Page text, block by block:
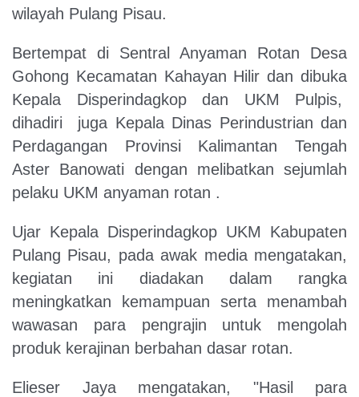
wilayah Pulang Pisau.
Bertempat di Sentral Anyaman Rotan Desa
Gohong Kecamatan Kahayan Hilir dan dibuka
Kepala Disperindagkop dan UKM Pulpis,
dihadiri juga Kepala Dinas Perindustrian dan
Perdagangan Provinsi Kalimantan Tengah
Aster Banowati dengan melibatkan sejumlah
pelaku UKM anyaman rotan .
Ujar Kepala Disperindagkop UKM Kabupaten
Pulang Pisau, pada awak media mengatakan,
kegiatan ini diadakan dalam rangka
meningkatkan kemampuan serta menambah
wawasan para pengrajin untuk mengolah
produk kerajinan berbahan dasar rotan.
Elieser Jaya mengatakan, "Hasil para